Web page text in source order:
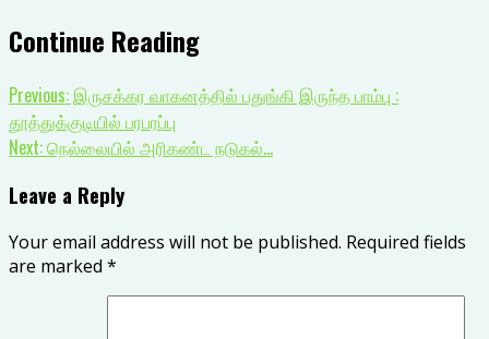
Continue Reading
Previous: இருசக்கர வாகனத்தில் பதுங்கி இருந்த பாம்பு :
தூத்துக்குடியில் பரபரப்பு
Next:நெல்லையில் அரிகண்ட நடுகல்…
Leave a Reply
Your email address will not be published. Required fields
are marked *